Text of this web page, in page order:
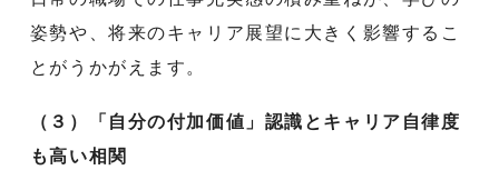
姿勢や、将来のキャリア展望に大きく影響するこ
とがうかがえます。
（３）「自分の付加価値」認識とキャリア自律度
も高い相関